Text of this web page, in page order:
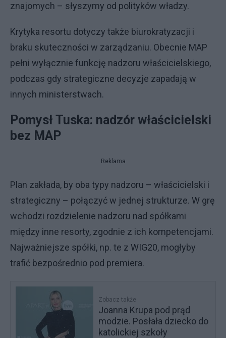
znajomych – słyszymy od polityków władzy.
Krytyka resortu dotyczy także biurokratyzacji i
braku skuteczności w zarządzaniu. Obecnie MAP
pełni wyłącznie funkcję nadzoru właścicielskiego,
podczas gdy strategiczne decyzje zapadają w
innych ministerstwach.
Pomysł Tuska: nadzór właścicielski
bez MAP
Reklama
Plan zakłada, by oba typy nadzoru – właścicielski i
strategiczny – połączyć w jednej strukturze. W grę
wchodzi rozdzielenie nadzoru nad spółkami
między inne resorty, zgodnie z ich kompetencjami.
Najważniejsze spółki, np. te z WIG20, mogłyby
trafić bezpośrednio pod premiera.
Zobacz także
Joanna Krupa pod prąd
modzie. Posłała dziecko do
katolickiej szkoły